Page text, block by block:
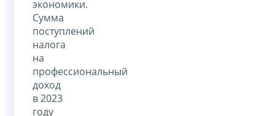
экономики.
Сумма
поступлений
налога
на
профессиональный
доход
в 2023
году